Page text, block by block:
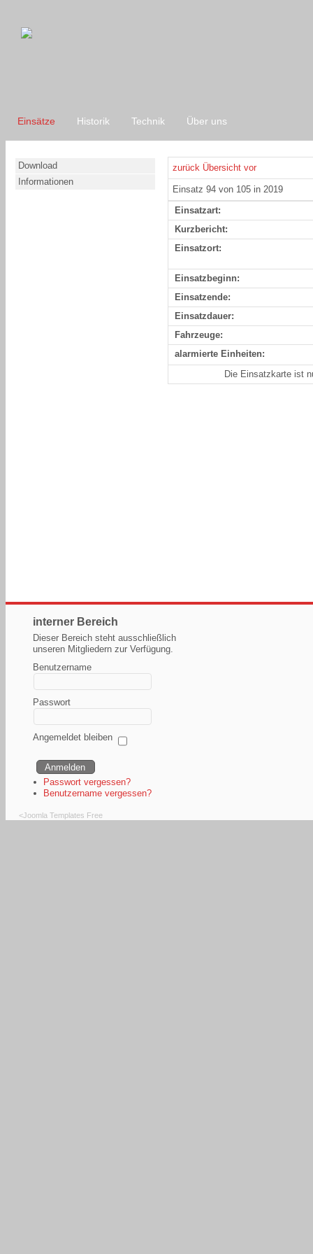
Einsätze Historik Technik Über uns
Download
Informationen
zurück Übersicht vor
Einsatz 94 von 105 in 2019
Einsatzart:
Kurzbericht:
Einsatzort:
Einsatzbeginn:
Einsatzende:
Einsatzdauer:
Fahrzeuge:
alarmierte Einheiten:
Die Einsatzkarte ist
interner Bereich
Dieser Bereich steht ausschließlich
unseren Mitgliedern zur Verfügung.
Benutzername
Passwort
Angemeldet bleiben
Passwort vergessen?
Benutzername vergessen?
<Joomla Templates Free